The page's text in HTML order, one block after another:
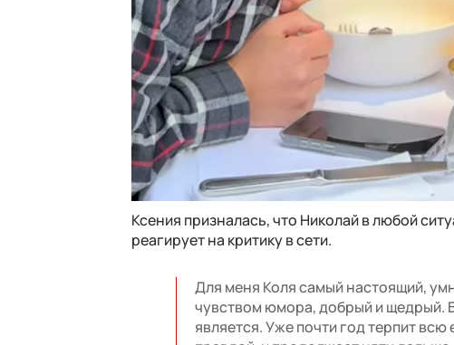
Ксения призналась, что Николай в любой
реагирует на критику в сети.
Для меня Коля самый настоящий,
чувством юмора, добрый и щедрый.
является. Уже почти год терпит